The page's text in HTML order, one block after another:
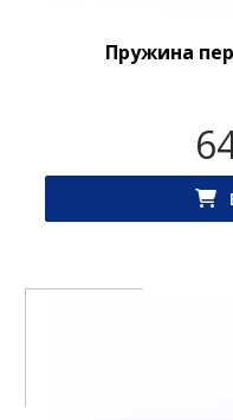
Пружина